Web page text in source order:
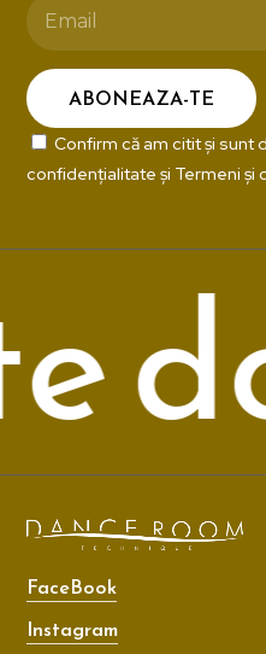
Confirm că am citit și sunt
confidențialitate și Termeni și
FaceBook
Instagram